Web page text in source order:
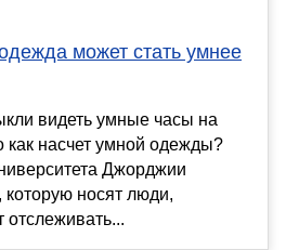
может стать умнее
видеть умные часы на
как насчет умной одежды?
Джорджии
которую носят люди,
отслеживать...